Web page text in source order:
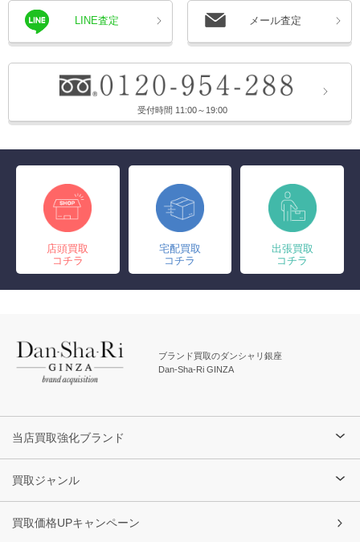
LINE査定 メール査定
受付時間 11:00～19:00
店頭買取
コチラ
宅配買取
コチラ
出張買取
コチラ
ブランド買取のダンシャリ銀座
Dan-Sha-Ri GINZA
当店買取強化ブランド
買取ジャンル
買取価格UPキャンペーン